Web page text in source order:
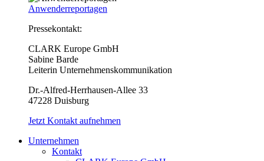
Anwenderreportagen
Pressekontakt:
CLARK Europe GmbH
Sabine Barde
Leiterin Unternehmenskommunikation
Dr.-Alfred-Herrhausen-Allee 33
47228 Duisburg
Jetzt Kontakt aufnehmen
Unternehmen
Kontakt